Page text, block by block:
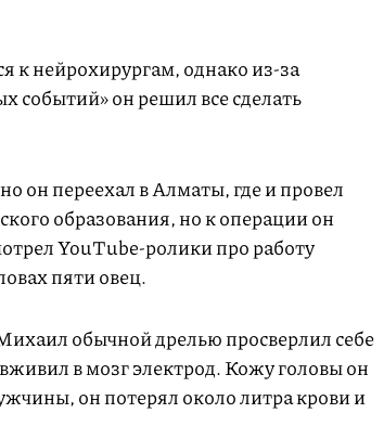
к нейрохирургам, однако из-за
событий» он решил все сделать
он переехал в Алматы, где и провел
образования, но к операции он
YouTube-ролики про работу
пяти овец.
обычной дрелью просверлил себе
в мозг электрод. Кожу головы он
он потерял около литра крови и